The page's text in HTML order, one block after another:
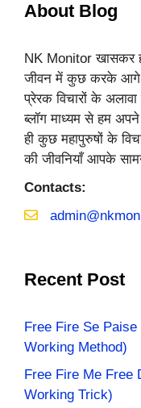
About Blog
NK Monitor खासकर
जीवन में कुछ करके आगे
प्रेरक विचारों के
ब्लॉग माध्यम से हम
ही कुछ महापुरुषों के
की जीवनियाँ आपके
Contacts:
Recent Post
Free Fire Se
Working Method)
Free Fire Me Free
Working Trick)